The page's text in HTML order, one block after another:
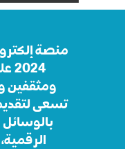
منصة
ومثقفين
تسعى